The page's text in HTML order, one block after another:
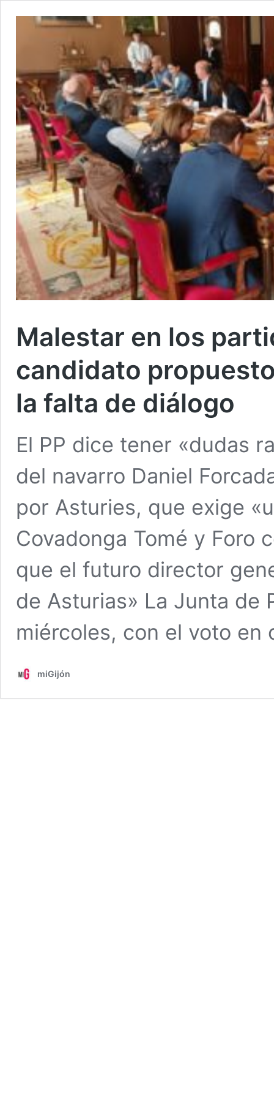
Malestar en los
candidato propuesto
la falta de diálogo
El PP dice tener «dudas
del navarro Daniel
por Asturies, que exige
Covadonga Tomé y Foro
que el futuro director
de Asturias» La Junta de
miércoles, con el voto
miGijón